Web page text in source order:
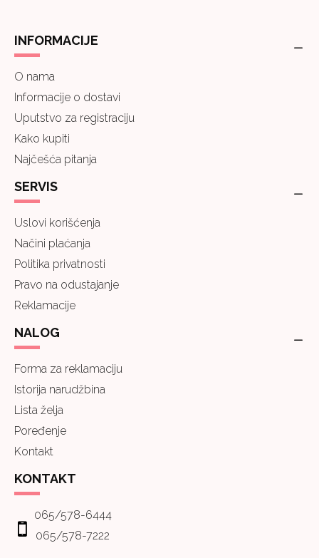
INFORMACIJE
O nama
Informacije o dostavi
Uputstvo za registraciju
Kako kupiti
Najčešća pitanja
SERVIS
Uslovi korišćenja
Načini plaćanja
Politika privatnosti
Pravo na odustajanje
Reklamacije
NALOG
Forma za reklamaciju
Istorija narudžbina
Lista želja
Poređenje
Kontakt
KONTAKT
065/578-6444
065/578-7222